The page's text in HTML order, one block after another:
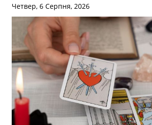
Четвер, 6 Серпня, 2026